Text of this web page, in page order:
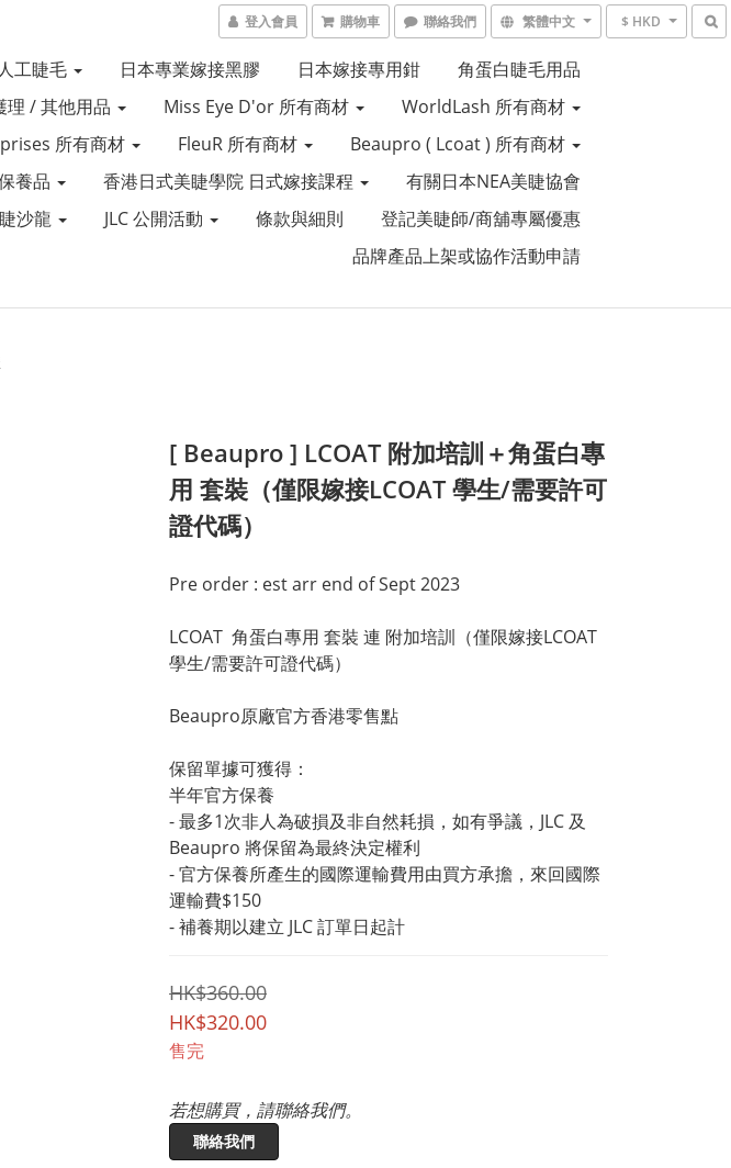
登入會員 購物車 聯絡我們 繁體中文 $ HKD
工睫毛 日本專業嫁接黑膠 日本嫁接專用鉗
角蛋白睫毛用品
理 / 其他用品
Miss Eye D'or 所有商材
WorldLash 所有商材
所有商材
FleuR 所有商材
Beaupro ( Lcoat ) 所有商材
養品
香港日式美睫學院 日式嫁接課程
有關日本NEA美睫協會
沙龍
JLC 公開活動 條款與細則
登記美睫師/商舖專屬優惠
品牌產品上架或協作活動申請
[ Beaupro ] LCOAT 附加培訓＋角蛋白專
用 套裝（僅限嫁接LCOAT 學生/需要許可
證代碼）
Pre order : est arr end of Sept 2023
LCOAT  角蛋白專用 套裝 連 附加培訓（僅限嫁接LCOAT
學生/需要許可證代碼）
Beaupro原廠官方香港零售點
保留單據可獲得：
半年官方保養
- 最多1次非人為破損及非自然耗損，如有爭議，JLC 及
Beaupro 將保留為最終決定權利
- 官方保養所產生的國際運輸費用由買方承擔，來回國際
運輸費$150
- 補養期以建立 JLC 訂單日起計
HK$360.00
HK$320.00
售完
若想購買，請聯絡我們。
聯絡我們